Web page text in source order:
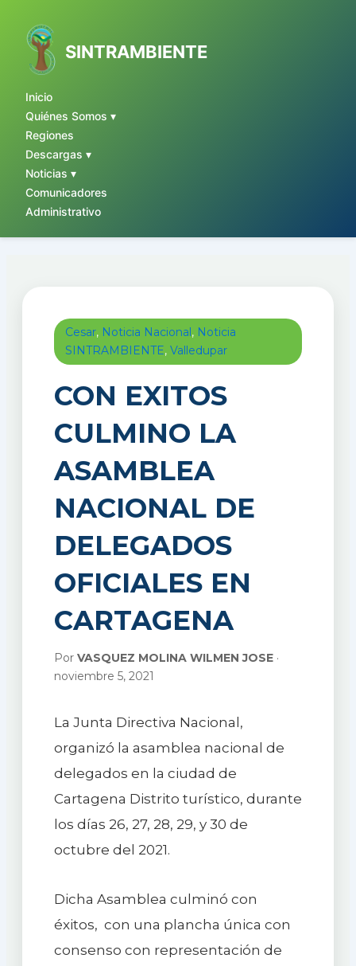
SINTRAMBIENTE
Inicio
Quiénes Somos ▾
Regiones
Descargas ▾
Noticias ▾
Comunicadores
Administrativo
contenido
Cesar, Noticia Nacional, Noticia
SINTRAMBIENTE, Valledupar
CON EXITOS
CULMINO LA
ASAMBLEA
NACIONAL DE
DELEGADOS
OFICIALES EN
CARTAGENA
Por VASQUEZ MOLINA WILMEN JOSE·
noviembre 5, 2021
La Junta Directiva Nacional,
organizó la asamblea nacional de
delegados en la ciudad de
Cartagena Distrito turístico, durante
los días 26, 27, 28, 29, y 30 de
octubre del 2021.
Dicha Asamblea culminó con
éxitos, con una plancha única con
consenso con representación de